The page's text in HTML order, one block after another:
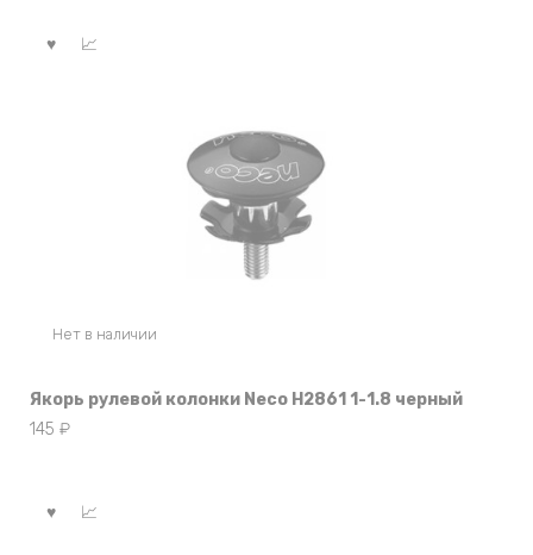
Нет в наличии
Якорь рулевой колонки Neco H2861 1-1.8 черный
145 ₽